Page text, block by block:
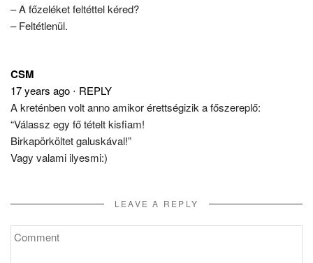
– A főzeléket feltéttel kéred?
– Feltétlenül.
CSM
17 years ago ⋅ REPLY
A kreténben volt anno amikor érettségizik a főszereplő:
“Válassz egy fő tételt kisfiam!
Birkapörköltet galuskával!”
Vagy valami ilyesmi:)
LEAVE A REPLY